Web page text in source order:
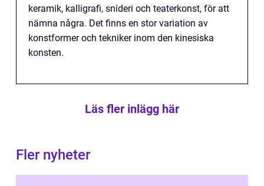
keramik, kalligrafi, snideri och teaterkonst, för att
nämna några. Det finns en stor variation av
konstformer och tekniker inom den kinesiska
konsten.
Läs fler inlägg här
Fler nyheter